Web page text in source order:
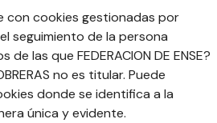
con cookies gestionadas por
seguimiento de la persona
las que FEDERACION DE ENSE?
no es titular. Puede
donde se identifica a la
única y evidente.